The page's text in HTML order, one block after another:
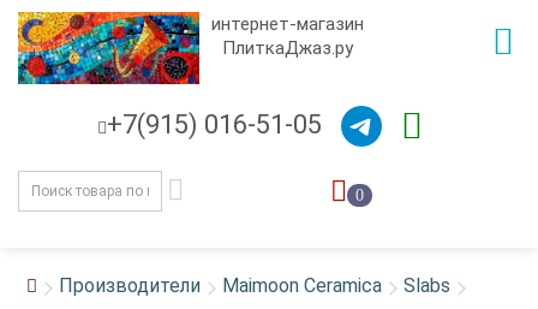
интернет-магазин
ПлиткаДжаз.ру
+7(915) 016-51-05
0
Производители Maimoon Ceramica Slabs